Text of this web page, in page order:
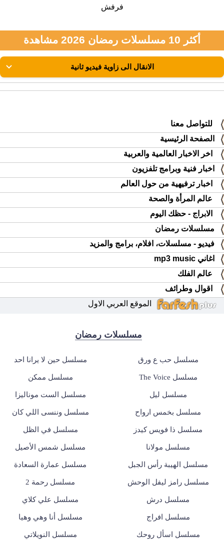
فرفش
أكثر 10 مسلسلات رمضان 2026 مشاهدة
للتواصل معنا
الصفحة الرئيسية
اخر الاخبار العالمية والعربية
اخبار فنية وبرامج تلفزيون
اخبار ترفيهية من حول العالم
عالم المرأة والصحة
الابراج - حظك اليوم
مسلسلات رمضان
فيديو - مسلسلات، افلام، برامج والمزيد
اغاني mp3 music
عالم الفلك
اقوال وطرائف
الموقع العربي الاول
مسلسلات رمضان
مسلسل حب ع ورق مسلسل حين لا يرانا احد
مسلسل The Voice مسلسل ممكن
مسلسل ليل مسلسل الست موناليزا
مسلسل بخمس ارواح مسلسل وننسى اللي كان
مسلسل ذا فويس كيدز مسلسل في الظل
مسلسل مولانا مسلسل شمس الأصيل
مسلسل الهيبة رأس الجبل مسلسل عمارة السعادة
مسلسل رامز ليفل الوحش مسلسل رحمة 2
مسلسل درش مسلسل علي كلاي
مسلسل افراج مسلسل أنا وهي وهيا
مسلسل اسأل روحك مسلسل النويلاتي